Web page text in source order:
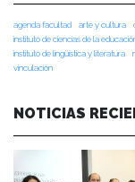
agenda facultad arte y cultura
instituto de ciencias de la
instituto de lingüística y literatura
vinculación
NOTICIAS